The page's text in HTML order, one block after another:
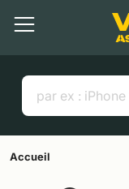
Contenu principal
Menu
Liens utiles
Accueil